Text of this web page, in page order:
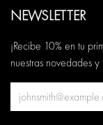
NEWSLETTER
¡Recibe 10% en tu
nuestras novedades